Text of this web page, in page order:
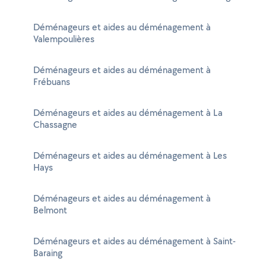
Déménageurs et aides au déménagement à
Valempoulières
Déménageurs et aides au déménagement à
Frébuans
Déménageurs et aides au déménagement à La
Chassagne
Déménageurs et aides au déménagement à Les
Hays
Déménageurs et aides au déménagement à
Belmont
Déménageurs et aides au déménagement à Saint-
Baraing